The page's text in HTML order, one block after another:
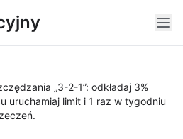
„3-2-1”: odkładaj 3%
uruchamiaj limit i 1 raz w tygodniu